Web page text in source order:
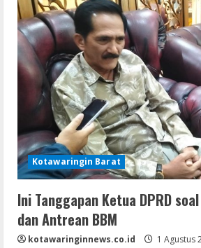
Kotawaringin Barat
Ini Tanggapan Ketua DPRD
dan Antrean BBM
kotawaringinnews.co.id 1 Agustus